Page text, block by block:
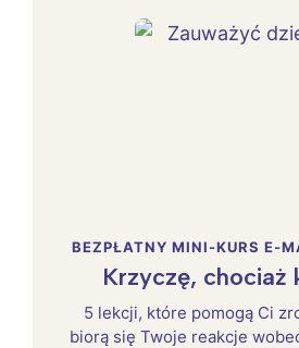
BEZPŁATNY MINI-KURS E-
Krzyczę, chociaż
5 lekcji, które pomogą Ci
biorą się Twoje reakcje